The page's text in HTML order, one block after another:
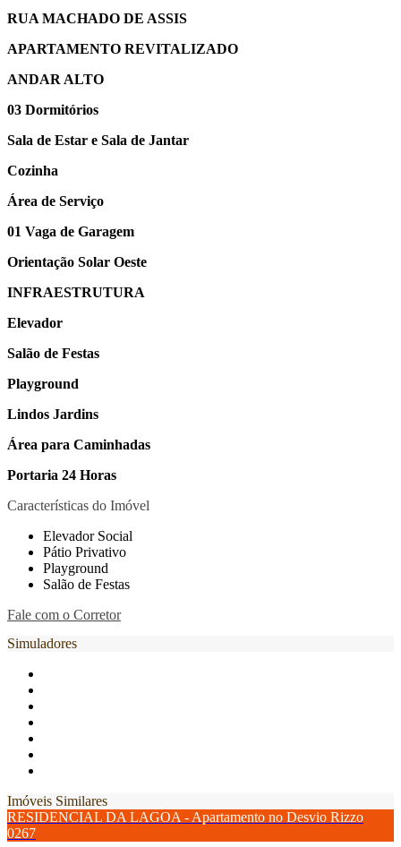
RUA MACHADO DE ASSIS
APARTAMENTO REVITALIZADO
ANDAR ALTO
03 Dormitórios
Sala de Estar e Sala de Jantar
Cozinha
Área de Serviço
01 Vaga de Garagem
Orientação Solar Oeste
INFRAESTRUTURA
Elevador
Salão de Festas
Playground
Lindos Jardins
Área para Caminhadas
Portaria 24 Horas
Características do Imóvel
Elevador Social
Pátio Privativo
Playground
Salão de Festas
Fale com o Corretor
Simuladores
Imóveis Similares
RESIDENCIAL DA LAGOA - Apartamento no Desvio Rizzo
0267